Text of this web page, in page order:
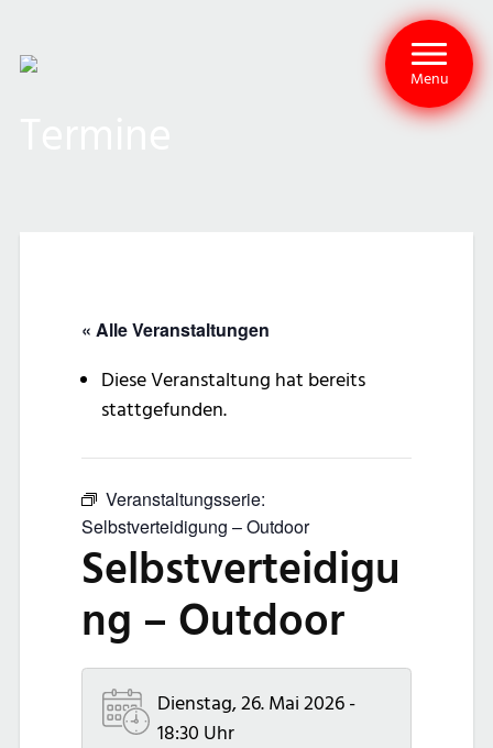
Menu
« Alle Veranstaltungen
Diese Veranstaltung hat bereits
stattgefunden.
Veranstaltungsserie:
Selbstverteidigung – Outdoor
Selbstverteidigu
ng – Outdoor
Dienstag, 26. Mai 2026 -
18:30 Uhr